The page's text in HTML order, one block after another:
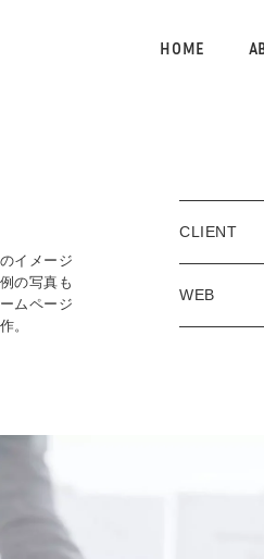
HOME
イメージ
の写真も
ムページ
。
CLIENT
WEB